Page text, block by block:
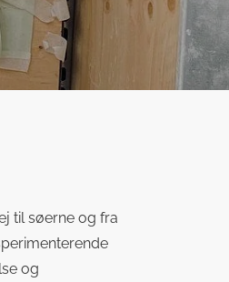
til søerne og fra
og